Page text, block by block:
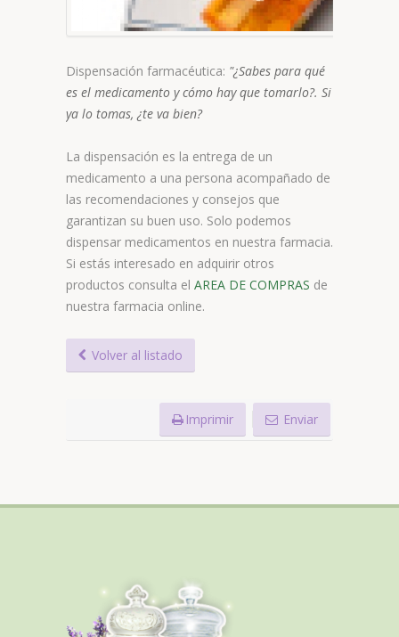
Dispensación farmacéutica: "¿Sabes para qué
es el medicamento y cómo hay que tomarlo?. Si
ya lo tomas, ¿te va bien?
La dispensación es la entrega de un
medicamento a una persona acompañado de
las recomendaciones y consejos que
garantizan su buen uso. Solo podemos
dispensar medicamentos en nuestra farmacia.
Si estás interesado en adquirir otros
productos consulta el AREA DE COMPRAS de
nuestra farmacia online.
Volver al listado
Imprimir Enviar